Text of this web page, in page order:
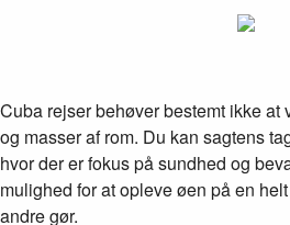
Cuba rejser behøver bestemt ikke
og masser af rom. Du kan sagtens
hvor der er fokus på sundhed og
mulighed for at opleve øen på en
andre gør.